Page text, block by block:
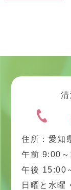
住所：愛知
午前 9:00
午後 15:00
日曜と水曜